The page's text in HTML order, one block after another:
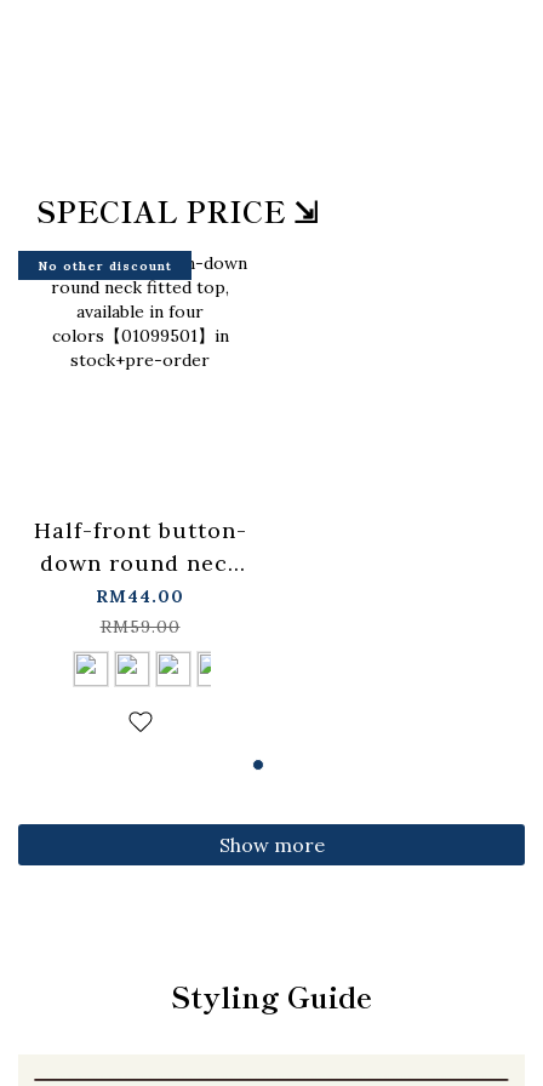
SPECIAL PRICE ⇲
No other discount
Half-front button-
down round neck
fitted top,
available in four
colors【01099501】
in stock+pre-order
RM44.00
RM59.00
Show more
Styling Guide